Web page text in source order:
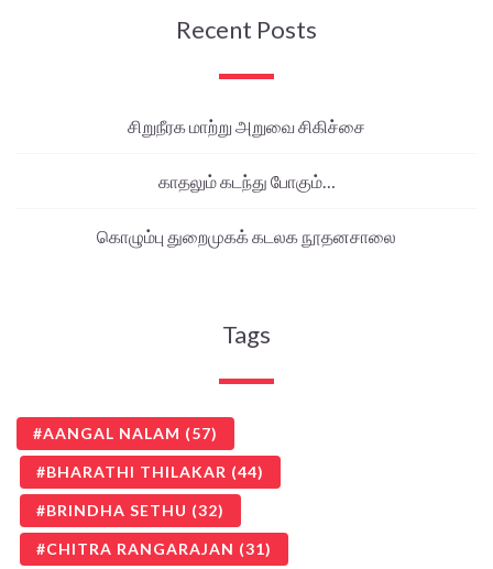
Recent Posts
சிறுநீரக மாற்று அறுவை சிகிச்சை
காதலும் கடந்து போகும்…
கொழும்பு துறைமுகக் கடலக நூதனசாலை
Tags
AANGAL NALAM (57)
BHARATHI THILAKAR (44)
BRINDHA SETHU (32)
CHITRA RANGARAJAN (31)